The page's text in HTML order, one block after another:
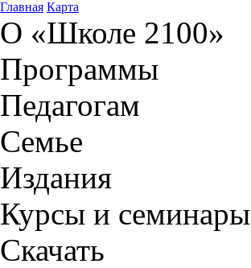
Главная Карта
О «Школе 2100»
Программы
Педагогам
Семье
Издания
Курсы и семинары
Скачать